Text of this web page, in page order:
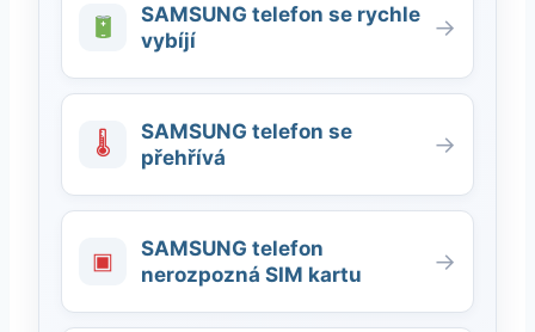
SAMSUNG telefon se rychle
vybíjí
→
🌡
SAMSUNG telefon se
přehřívá
→
▣
SAMSUNG telefon
nerozpozná SIM kartu
→